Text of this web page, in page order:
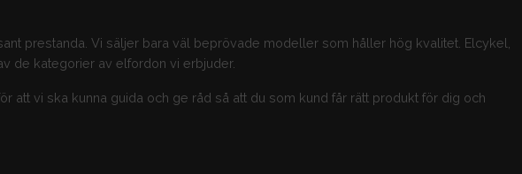
prestanda. Vi säljer bara väl beprövade modeller som håller hög kvalitet. Elcykel,
de kategorier av elfordon vi erbjuder.
att vi ska kunna guida och ge råd så att du som kund får rätt produkt för dig och